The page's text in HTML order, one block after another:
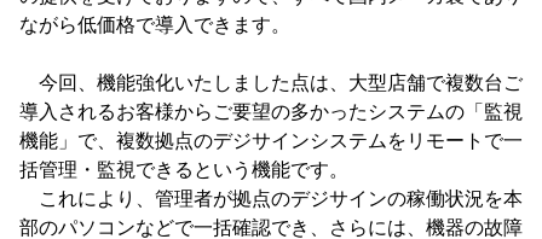
ながら低価格で導入できます。
今回、機能強化いたしました点は、大型店舗で複数台ご
導入されるお客様からご要望の多かったシステムの「監視
機能」で、複数拠点のデジサインシステムをリモートで一
括管理・監視できるという機能です。
これにより、管理者が拠点のデジサインの稼働状況を本
部のパソコンなどで一括確認でき、さらには、機器の故障